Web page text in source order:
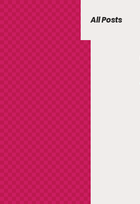
All Posts